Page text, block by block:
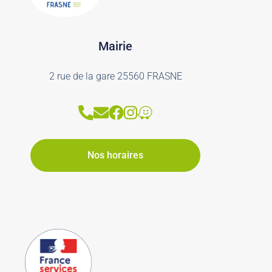
Mairie
2 rue de la gare 25560 FRASNE
Nos horaires